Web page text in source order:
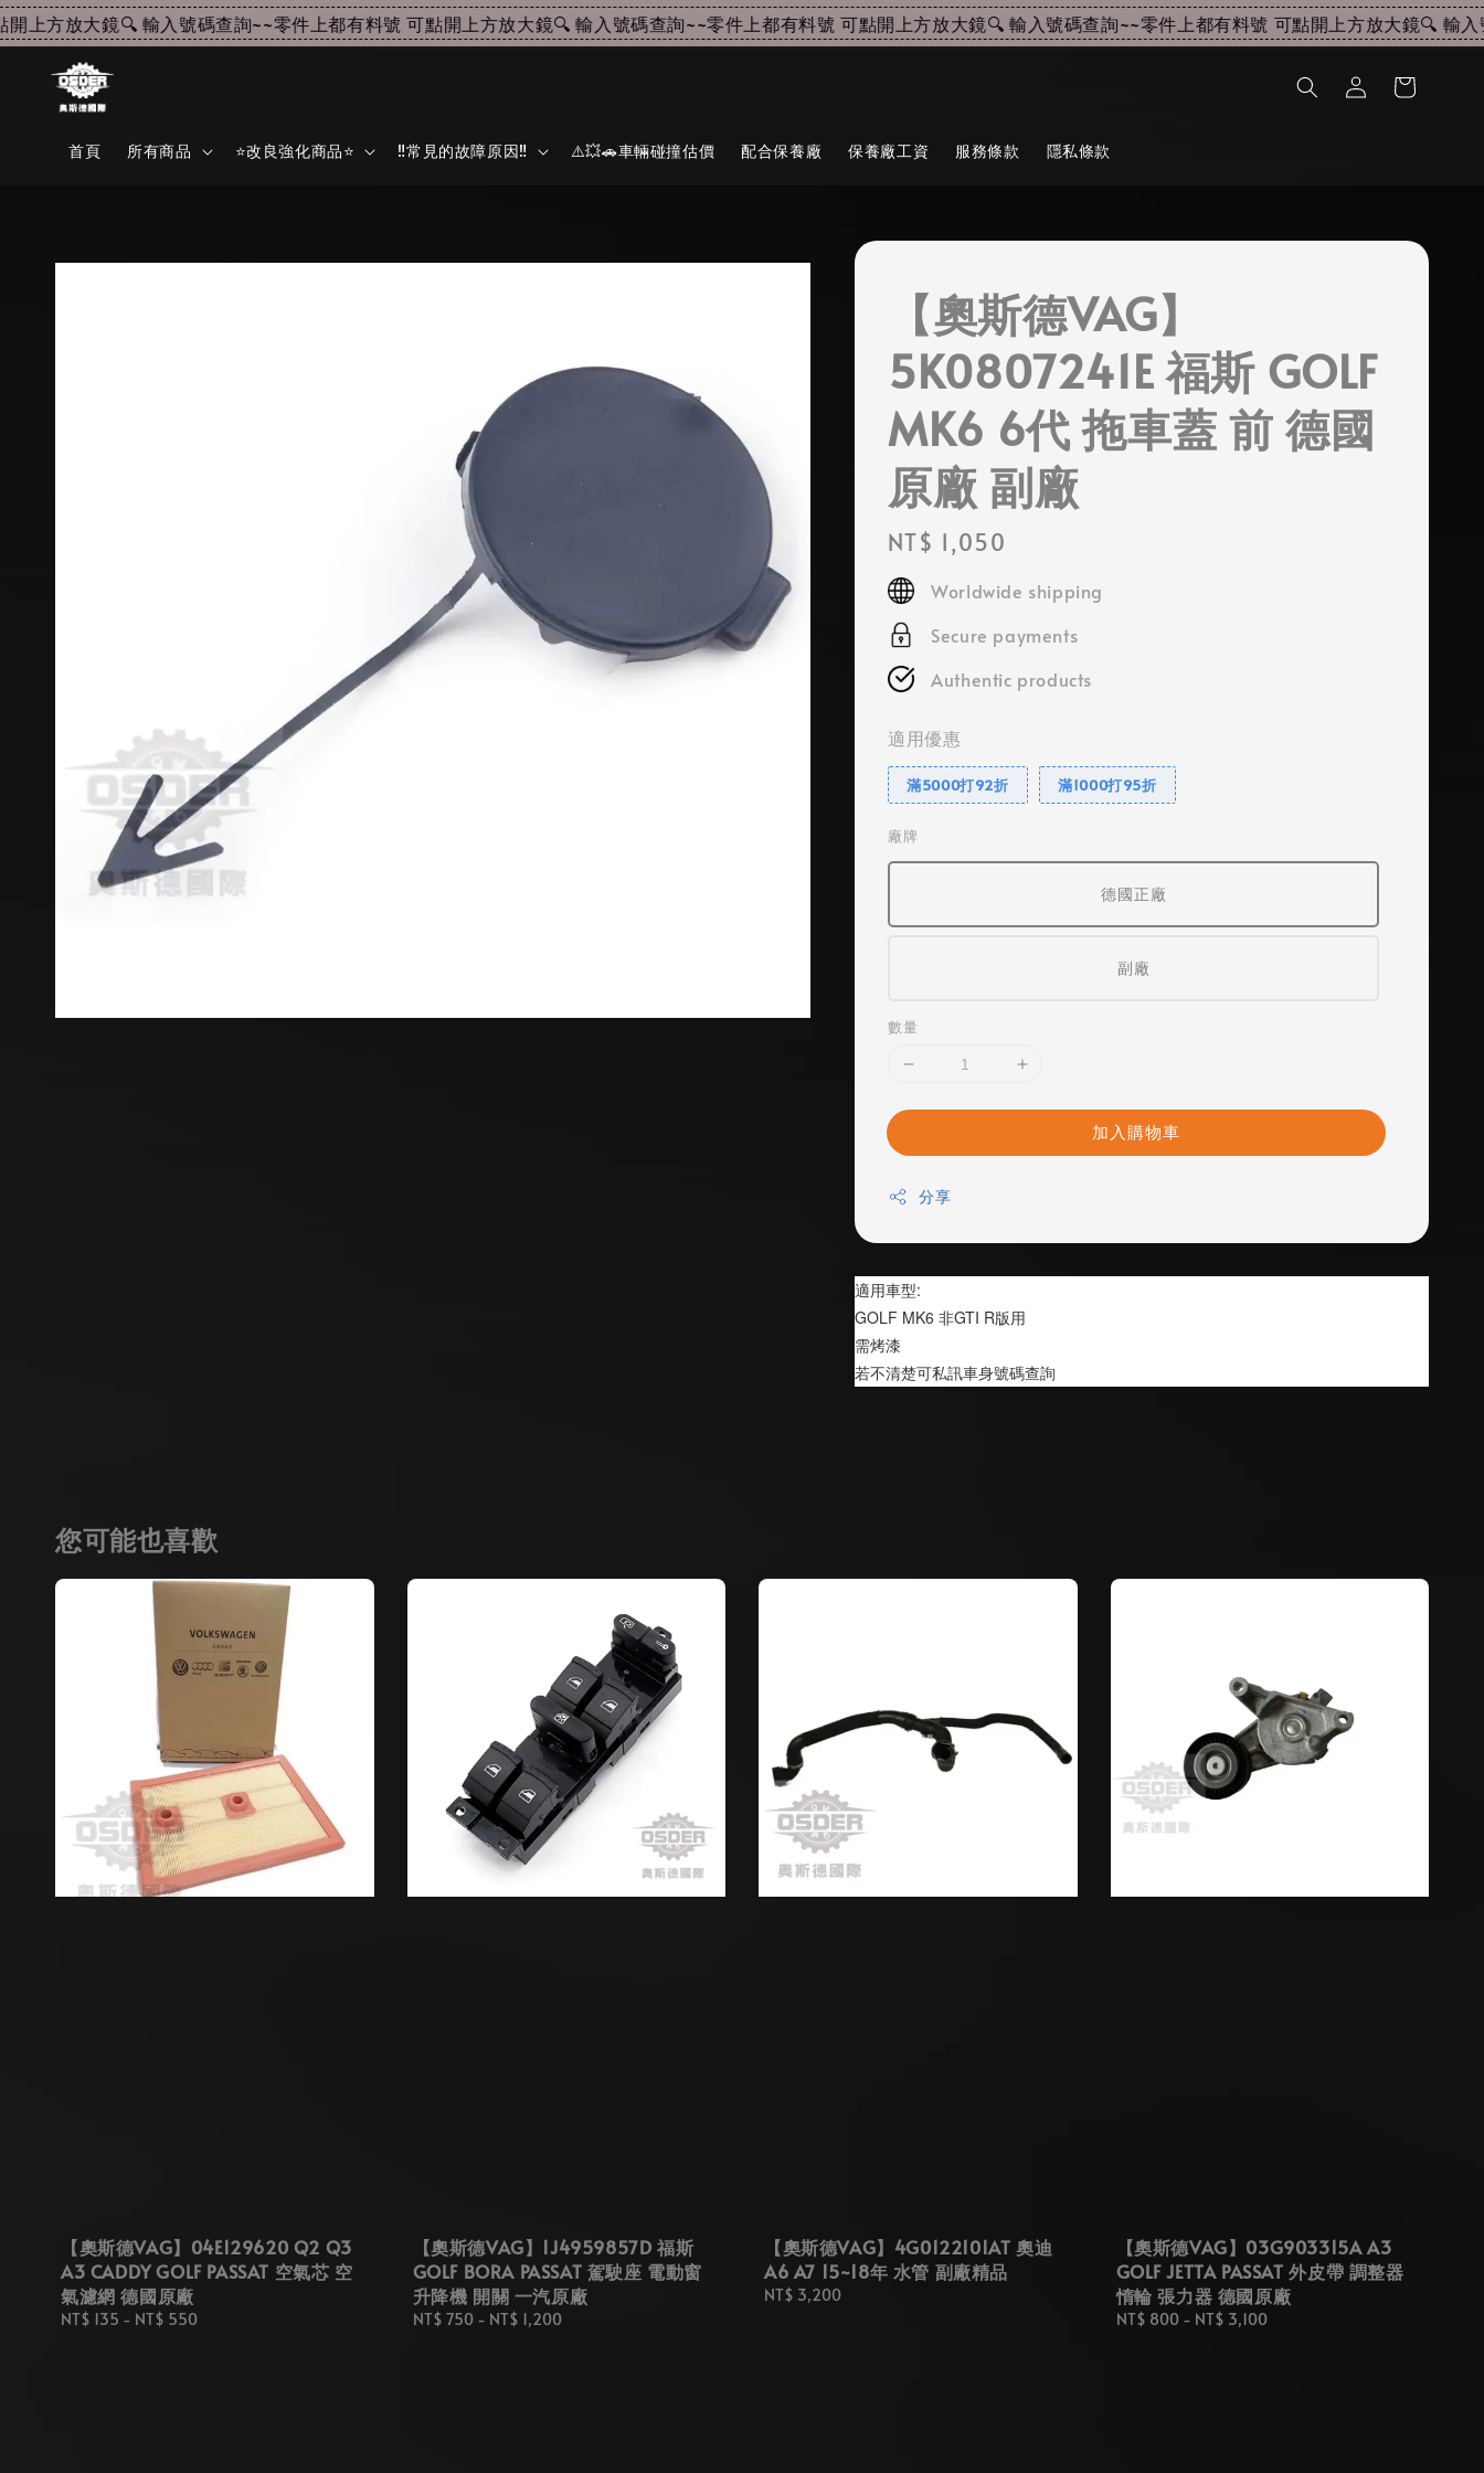
上方放大鏡🔍 輸入號碼查詢~~零件上都有料號 可點開上方放大鏡🔍 輸入號碼查詢~~零件上都有料號 可點開上方放大鏡🔍 輸入號碼查詢~~零件上都有料號 可點開上方放大鏡🔍 輸入
首頁 所有商品 ⭐改良強化商品⭐ ‼️常見的故障原因‼️ ⚠️💥🚗車輛碰撞估價 配合保養廠 保養廠工資 服務條款 隱私條款
【奧斯德VAG】
5K0807241E 福斯 GOLF
MK6 6代 拖車蓋 前 德國
原廠 副廠
Regular
price
NT$ 1,050
Worldwide shipping
Secure payments
Authentic products
適用優惠
滿5000打92折 滿1000打95折
廠牌
德國正廠
副廠
數量
加入購物車
分享
適用車型:
GOLF MK6 非GTI R版用
需烤漆
若不清楚可私訊車身號碼查詢
您可能也喜歡
【奧斯德VAG】04E129620 Q2 Q3
A3 CADDY GOLF PASSAT 空氣芯 空
氣濾網 德國原廠
Regular
NT$ 135 - NT$ 550
【奧斯德VAG】1J4959857D 福斯
GOLF BORA PASSAT 駕駛座 電動窗
升降機 開關 一汽原廠
Regular
NT$ 750- NT$ 1,200
【奧斯德VAG】4G0122101AT 奧迪
A6 A7 15~18年 水管 副廠精品
Regular
NT$ 3,200
【奧斯德VAG】03G903315A A3
GOLF JETTA PASSAT 外皮帶 調整器
惰輪 張力器 德國原廠
Regular
NT$ 800- NT$ 3,100